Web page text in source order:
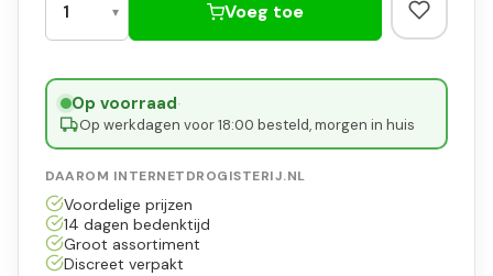
Voeg toe
Op voorraad·
Op werkdagen voor 18:00 besteld, morgen in huis
DAAROM INTERNETDROGISTERIJ.NL
Voordelige prijzen
14 dagen bedenktijd
Groot assortiment
Discreet verpakt